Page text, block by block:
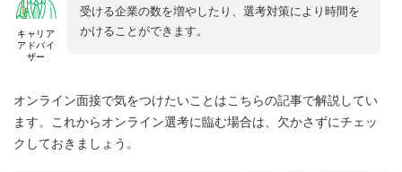
キャリア
アドバイ
ザー
受ける企業の数を増やしたり、選考対策により時間を
かけることができます。
オンライン面接で気をつけたいことはこちらの記事で解説してい
ます。これからオンライン選考に臨む場合は、欠かさずにチェッ
クしておきましょう。